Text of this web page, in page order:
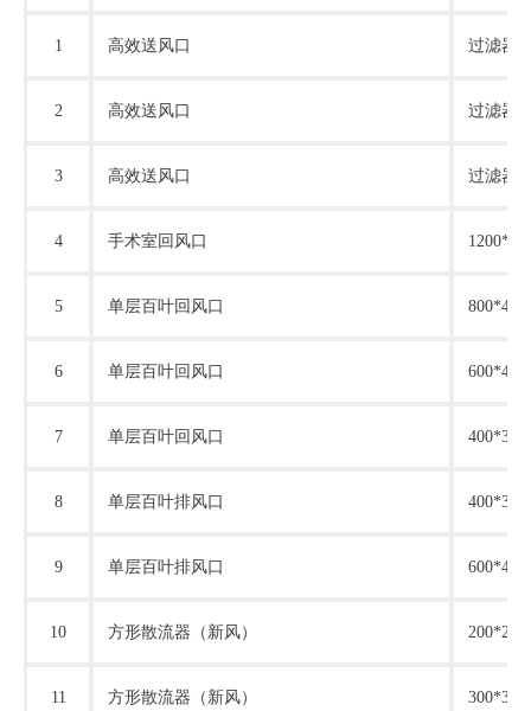
1 高效送风口 过滤器
2 高效送风口 过滤器
3 高效送风口 过滤器
4 手术室回风口
5 单层百叶回风口
6 单层百叶回风口
7 单层百叶回风口
8 单层百叶排风口
9 单层百叶排风口
10 方形散流器（新风）
11 方形散流器（新风）